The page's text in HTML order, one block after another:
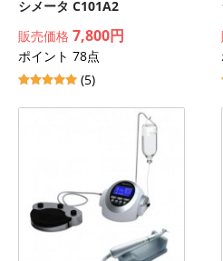
シメータ C101A2
販売価格 7,800円
ポイント 78点
(5)